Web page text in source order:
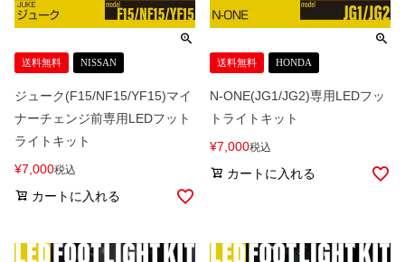
送料無料 NISSAN
ジューク(F15/NF15/YF15)マイ
ナーチェンジ前専用LEDフット
ライトキット
¥7,000税込
カートに入れる
送料無料 HONDA
N-ONE(JG1/JG2)専用LEDフッ
トライトキット
¥7,000税込
カートに入れる